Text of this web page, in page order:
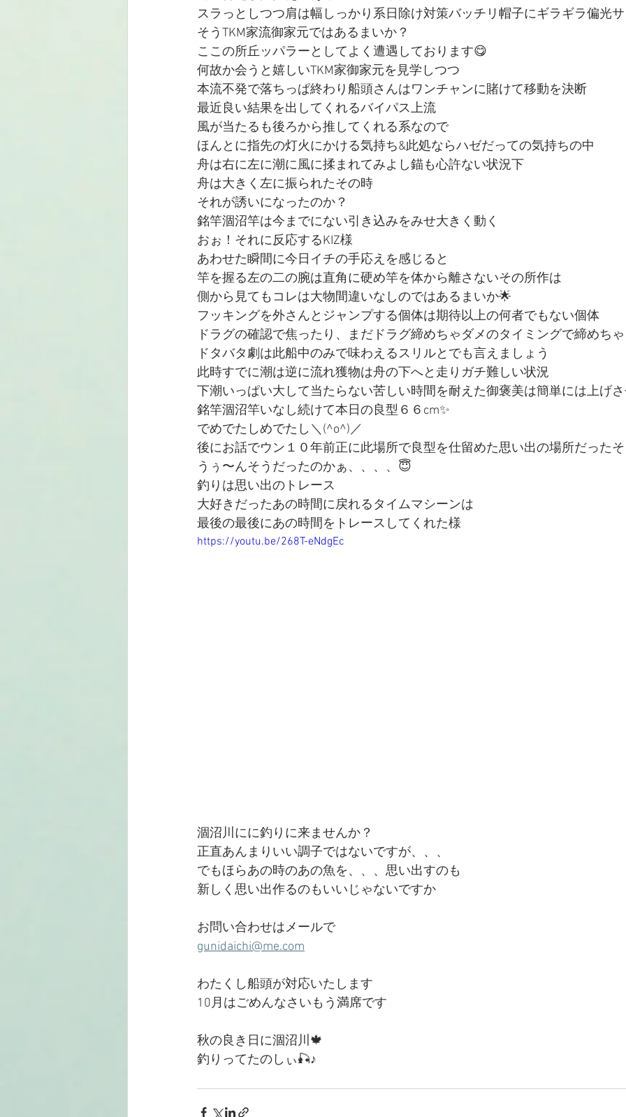
スラっとしつつ肩は幅しっかり系日除け対策バッチリ帽子にギラギラ偏光
そうTKM家流御家元ではあるまいか？
ここの所丘ッパラーとしてよく遭遇しております😋
何故か会うと嬉しいTKM家御家元を見学しつつ
本流不発で落ちっぱ終わり船頭さんはワンチャンに賭けて移動を決断
最近良い結果を出してくれるバイパス上流
風が当たるも後ろから推してくれる系なので
ほんとに指先の灯火にかける気持ち&此処ならハゼだっての気持ちの中
舟は右に左に潮に風に揉まれてみよし錨も心許ない状況下
舟は大きく左に振られたその時
それが誘いになったのか？
銘竿涸沼竿は今までにない引き込みをみせ大きく動く
おぉ！それに反応するKIZ様
あわせた瞬間に今日イチの手応えを感じると
竿を握る左の二の腕は直角に硬め竿を体から離さないその所作は
側から見てもコレは大物間違いなしのではあるまいか🌟
フッキングを外さんとジャンプする個体は期待以上の何者でもない個体
ドラグの確認で焦ったり、まだドラグ締めちゃダメのタイミングで締めち
ドタバタ劇は此船中のみで味わえるスリルとでも言えましょう
此時すでに潮は逆に流れ獲物は舟の下へと走りガチ難しい状況
下潮いっぱい大して当たらない苦しい時間を耐えた御褒美は簡単には上げ
銘竿涸沼竿いなし続けて本日の良型６６cm✨
でめでたしめでたし＼(^o^)／
後にお話でウン１０年前正に此場所で良型を仕留めた思い出の場所だった
うぅ〜んそうだったのかぁ、、、、😇
釣りは思い出のトレース
大好きだったあの時間に戻れるタイムマシーンは
最後の最後にあの時間をトレースしてくれた様
https://youtu.be/268T-eNdgEc
涸沼川にに釣りに来ませんか？
正直あんまりいい調子ではないですが、、、
でもほらあの時のあの魚を、、、思い出すのも
新しく思い出作るのもいいじゃないですか
お問い合わせはメールで
gunidaichi@me.com
わたくし船頭が対応いたします
10月はごめんなさいもう満席です
秋の良き日に涸沼川🍁
釣りってたのしぃ🎣♪